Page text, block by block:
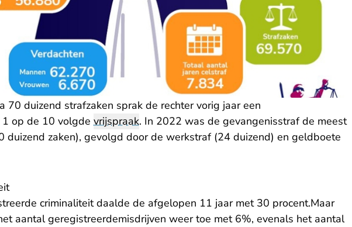
70 duizend strafzaken sprak de rechter vorig jaar een
op de 10 volgde vrijspraak. In 2022 was de gevangenisstraf de meest
duizend zaken), gevolgd door de werkstraf (24 duizend) en geldboete
criminaliteit daalde de afgelopen 11 jaar met 30 procent.Maar
aantal geregistreerdemisdrijven weer toe met 6%, evenals het aantal